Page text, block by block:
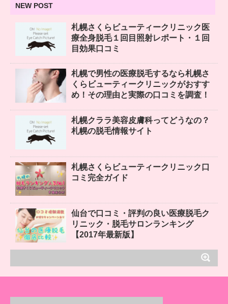
NEW POST
札幌さくらビューティークリニック医
療全身脱毛１回目照射レポート・１回
目効果口コミ
札幌で男性の医療脱毛するなら札幌さ
くらビューティークリニックがおすす
め！その理由と実際の口コミを調査！
札幌クララ美容皮膚科ってどうなの？
札幌の脱毛情報サイト
札幌さくらビューティークリニック口
コミ完全ガイド
仙台で口コミ・評判の良い医療脱毛ク
リニック・脱毛サロンランキング
【2017年最新版】